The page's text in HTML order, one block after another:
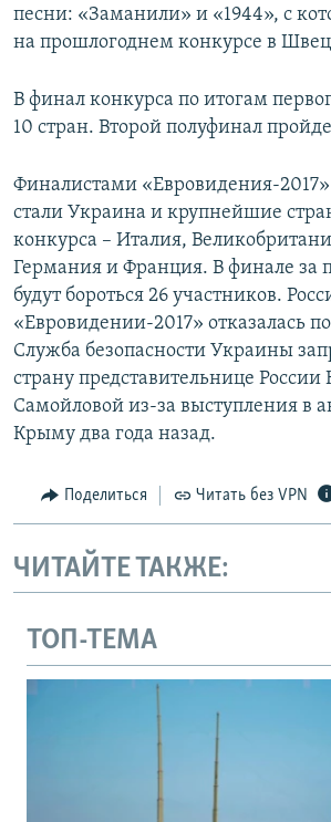
песни: «Заманили» и «1944», с
на прошлогоднем конкурсе в
В финал конкурса по итогам
10 стран. Второй полуфинал
Финалистами «Евровидения-
стали Украина и крупнейшие
конкурса – Италия,
Германия и Франция. В финале за
будут бороться 26 участников.
«Евровидении-2017» отказалась
Служба безопасности Украины
страну представительнице
Самойловой из-за выступления в
Крыму два года назад.
Поделиться Читать без VPN
ЧИТАЙТЕ ТАКЖЕ:
ТОП-ТЕМА